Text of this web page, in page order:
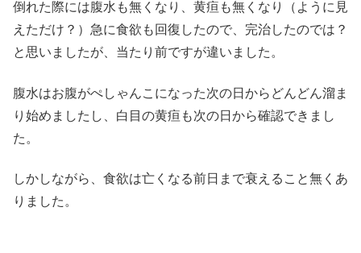
倒れた際には腹水も無くなり、黄疸も無くなり（ように見
えただけ？）急に食欲も回復したので、完治したのでは？
と思いましたが、当たり前ですが違いました。
腹水はお腹がぺしゃんこになった次の日からどんどん溜ま
り始めましたし、白目の黄疸も次の日から確認できまし
た。
しかしながら、食欲は亡くなる前日まで衰えること無くあ
りました。